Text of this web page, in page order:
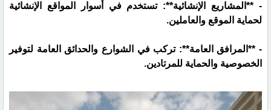
- **المشاريع الإنشائية**: تستخدم في أسوار المواقع الإنشائية
لحماية الموقع والعاملين.
- **المرافق العامة**: تركب في الشوارع والحدائق العامة لتوفير
الخصوصية والحماية للمرتادين.